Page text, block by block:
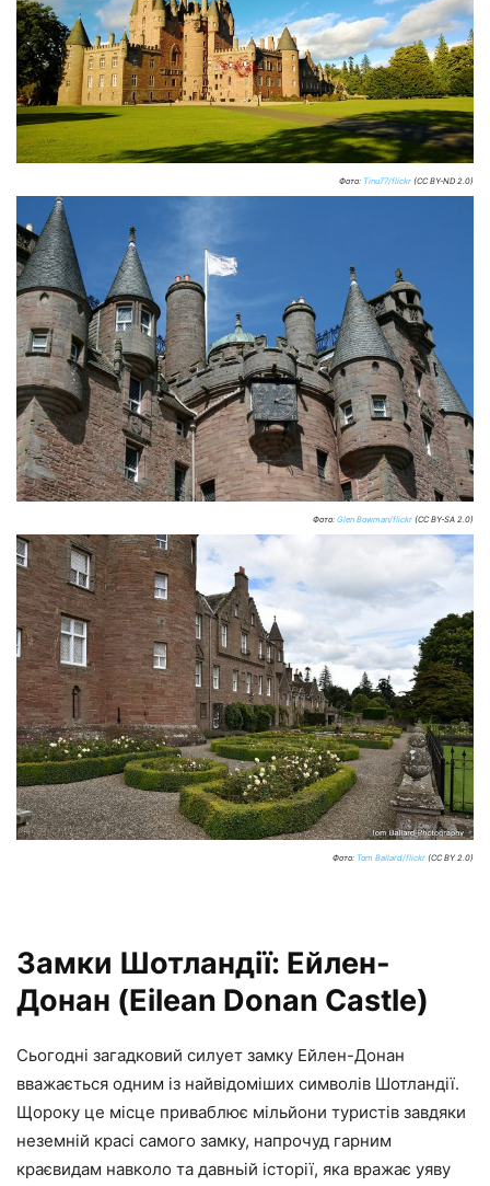
Фото: Tinu77/flickr (CC BY-ND 2.0)
Фото: Glen Bowman/flickr (CC BY-SA 2.0)
Фото: Tom Ballard/flickr (CC BY 2.0)
Замки Шотландії: Ейлен-
Донан (Eilean Donan Castle)
Сьогодні загадковий силует замку Ейлен-Донан
вважається одним із найвідоміших символів Шотландії.
Щороку це місце приваблює мільйони туристів завдяки
неземній красі самого замку, напрочуд гарним
краєвидам навколо та давньій історії, яка вражає уяву